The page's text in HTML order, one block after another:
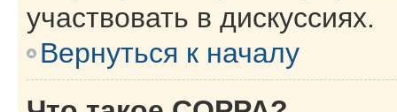
участвовать в дискуссиях.
Вернуться к началу